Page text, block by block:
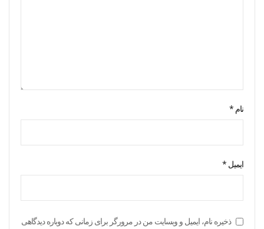
نام *
ایمیل *
ذخیره نام، ایمیل و وبسایت من در مرورگر برای زمانی که دوباره دیدگاهی